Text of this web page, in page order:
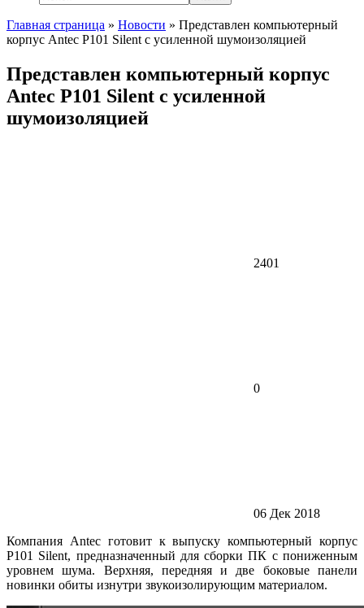
Главная страница » Новости » Представлен компьютерный
корпус Antec P101 Silent с усиленной шумоизоляцией
Представлен компьютерный корпус
Antec P101 Silent с усиленной
шумоизоляцией
2401
0
06 Дек 2018
Компания Antec готовит к выпуску компьютерный корпус
P101 Silent, предназначенный для сборки ПК с пониженным
уровнем шума. Верхняя, передняя и две боковые панели
новинки обиты изнутри звукоизолирующим материалом.